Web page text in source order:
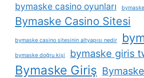
bymaske casino oyunları
Bymaske Casino Sitesi
bymaske casino sitesinin altyapısı nedir
bymaske doğru kişi bymaske giris
Bymaske Giriş